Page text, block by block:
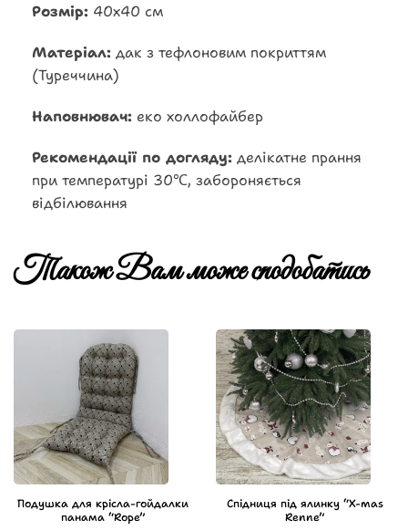
Розмір: 40х40 см
Матеріал: дак з тефлоновим покриттям
(Туреччина)
Наповнювач: еко холлофайбер
Рекомендації по догляду: делікатне прання
при температурі 30℃, забороняється
відбілювання
Також Вам може сподобатись
Подушка для крісла-гойдалки
панама “Rope”
Спідниця під ялинку “X-mas
Renne”